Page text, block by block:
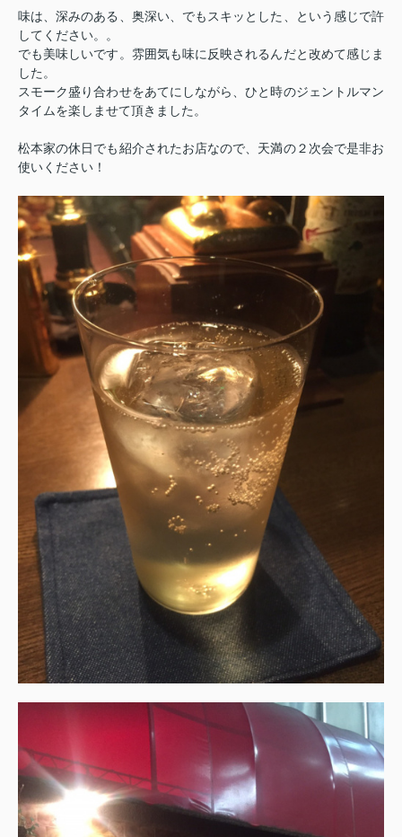
味は、深みのある、奥深い、でもスキッとした、という感じで許
してください。。
でも美味しいです。雰囲気も味に反映されるんだと改めて感じま
した。
スモーク盛り合わせをあてにしながら、ひと時のジェントルマン
タイムを楽しませて頂きました。
松本家の休日でも紹介されたお店なので、天満の２次会で是非お
使いください！